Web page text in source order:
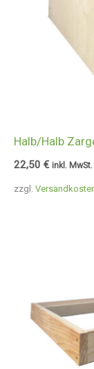
zzgl.
Halb/Halb
22,50 € inkl. MwSt.